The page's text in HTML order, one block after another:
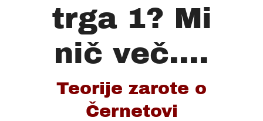
trga 1? Mi
nič več....
Teorije zarote o
Černetovi